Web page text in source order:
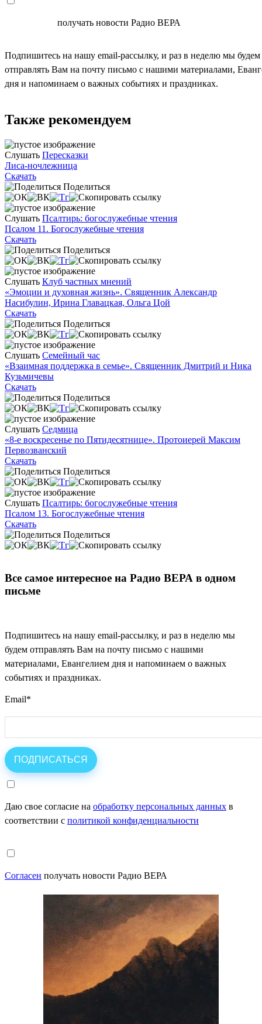
получать новости Радио ВЕРА
Подпишитесь на нашу email-рассылку, и раз в неделю мы будем
отправлять Вам на почту письмо с нашими материалами,
дня и напоминаем о важных событиях и праздниках.
Также рекомендуем
Слушать Пересказки
Лиса-ночлежница
Скачать
Поделиться
Слушать Псалтирь: богослужебные чтения
Псалом 11. Богослужебные чтения
Скачать
Поделиться
Слушать Клуб частных мнений
«Эмоции и духовная жизнь». Священник Александр
Насибулин, Ирина Главацкая, Ольга Цой
Скачать
Поделиться
Слушать Семейный час
«Взаимная поддержка в семье». Священник Дмитрий и Ника
Кузьмичевы
Скачать
Поделиться
Слушать Седмица
«8-е воскресенье по Пятидесятнице». Протоиерей Максим
Первозванский
Скачать
Поделиться
Слушать Псалтирь: богослужебные чтения
Псалом 13. Богослужебные чтения
Скачать
Поделиться
Все самое интересное на Радио ВЕРА в одном
письме
Подпишитесь на нашу email-рассылку, и раз в неделю мы
будем отправлять Вам на почту письмо с нашими
материалами, Евангелием дня и напоминаем о важных
событиях и праздниках.
Email*
Даю свое согласие на обработку персональных данных в
соответствии с политикой конфиденциальности
Согласен получать новости Радио ВЕРА